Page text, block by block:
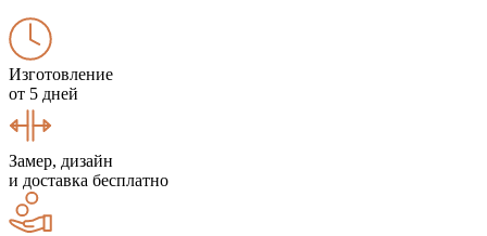
Изготовление
от 5 дней
Замер, дизайн
и доставка бесплатно